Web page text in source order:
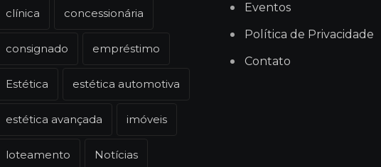
clínica concessionária
consignado empréstimo
Estética estética automotiva
estética avançada imóveis
loteamento Notícias
Eventos
Política de Privacidade
Contato